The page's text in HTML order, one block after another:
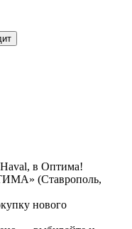
в Oптима!
(Ставрополь,
нового